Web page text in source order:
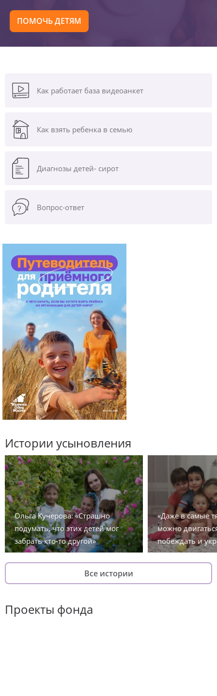
ПОМОЧЬ ДЕТЯМ
Как работает база видеоанкет
Как взять ребенка в семью
Диагнозы детей- сирот
Вопрос-ответ
Истории усыновления
Ольга Кучерова: «Страшно
подумать, что этих детей мог
забрать кто-то другой»
«Даже в самые
можно
побеждать и
Все истории
Проекты фонда